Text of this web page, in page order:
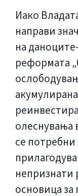
Иако
направи
на
реформата
олеснувања
се
непризнати
основица за